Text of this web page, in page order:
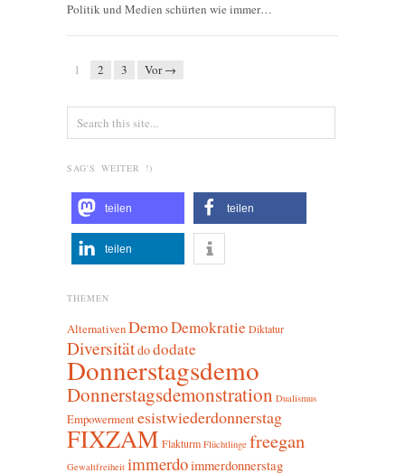
Politik und Medien schürten wie immer…
1 2 3 Vor →
SAG'S WEITER !)
teilen teilen
teilen
THEMEN
AlternativenDemoDemokratie Diktatur
Diversitätdododate
Donnerstagsdemo
Donnerstagsdemonstration Dualismus
Empowermentesistwiederdonnerstag
FIXZAM Flakturm Flüchtlinge freegan
Gewaltfreiheit immerdoimmerdonnerstag